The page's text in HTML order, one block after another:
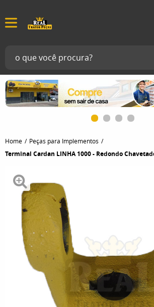
Home Peças para Implementos
Terminal Cardan LINHA 1000 - Redondo